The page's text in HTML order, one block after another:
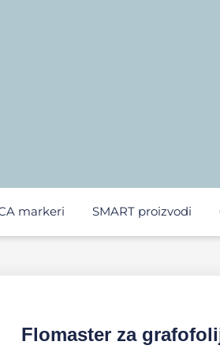
markeri SMART proizvodi
Flomaster za